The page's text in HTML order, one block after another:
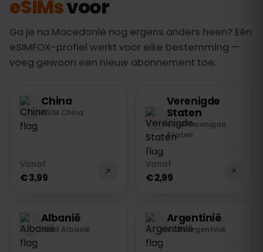
nadelen — niets in te steken, niets terug
eSIMsvoor
Ga je na Macedonië nog ergens anders heen? Eén
eSIMFOX-profiel werkt voor elke bestemming —
voeg gewoon een nieuw abonnement toe.
China
eSIM China
Vanaf
€ 3,99
Verenigde
Staten
eSIM Verenigde
Staten
Vanaf
€ 2,99
Albanië
eSIM Albanië
Argentinië
eSIM Argentinië